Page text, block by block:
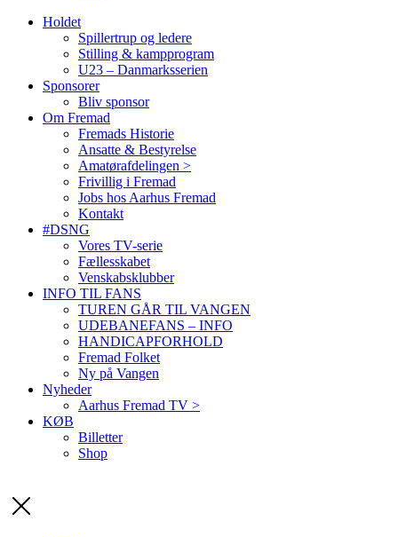
Holdet
Spillertrup og ledere
Stilling & kampprogram
U23 – Danmarksserien
Sponsorer
Bliv sponsor
Om Fremad
Fremads Historie
Ansatte & Bestyrelse
Amatørafdelingen >
Frivillig i Fremad
Jobs hos Aarhus Fremad
Kontakt
#DSNG
Vores TV-serie
Fællesskabet
Venskabsklubber
INFO TIL FANS
TUREN GÅR TIL VANGEN
UDEBANEFANS – INFO
HANDICAPFORHOLD
Fremad Folket
Ny på Vangen
Nyheder
Aarhus Fremad TV >
KØB
Billetter
Shop